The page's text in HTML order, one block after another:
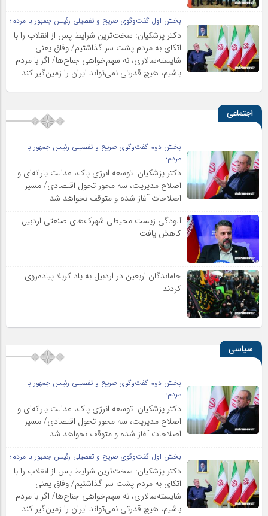
بخش اول گفت‌وگوی صریح و تفصیلی رئیس جمهور با مردم؛
دکتر پزشکیان: سخت‌ترین شرایط پس از انقلاب را با
اتکای به مردم پشت سر گذاشتیم/ وفاق یعنی
شایسته‌سالاری، نه سهم‌خواهی جناح‌ها/ اگر با مردم
باشیم، هیچ قدرتی نمی‌تواند ایران را زمین‌گیر کند
اجتماعی
بخش دوم گفت‌وگوی صریح و تفصیلی رئیس جمهور با
مردم؛
دکتر پزشکیان: توسعه انرژی پاک، عدالت یارانه‌ای و
اصلاح مدیریت، سه محور تحول اقتصادی/ مسیر
اصلاحات آغاز شده و متوقف نخواهد شد
آلودگی زیست محیطی شهرک‌های صنعتی اردبیل
کاهش یافت
جاماندگان اربعین در اردبیل به یاد کربلا پیاده‌روی
کردند
سیاسی
بخش دوم گفت‌وگوی صریح و تفصیلی رئیس جمهور با
مردم؛
دکتر پزشکیان: توسعه انرژی پاک، عدالت یارانه‌ای و
اصلاح مدیریت، سه محور تحول اقتصادی/ مسیر
اصلاحات آغاز شده و متوقف نخواهد شد
بخش اول گفت‌وگوی صریح و تفصیلی رئیس جمهور با مردم؛
دکتر پزشکیان: سخت‌ترین شرایط پس از انقلاب را با
اتکای به مردم پشت سر گذاشتیم/ وفاق یعنی
شایسته‌سالاری، نه سهم‌خواهی جناح‌ها/ اگر با مردم
باشیم، هیچ قدرتی نمی‌تواند ایران را زمین‌گیر کند